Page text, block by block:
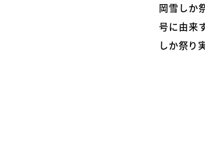
岡雪しか
号に由来
しか祭り